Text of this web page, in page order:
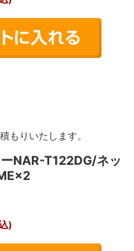
もりいたします。
NAR-T122DG/ネッ
)